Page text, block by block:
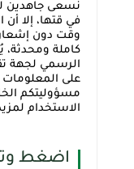
نسعى جاهدين
في قتها، إلا
وقت دون
كاملة ومحدثة،
الرسمي لجهة
مسؤوليتكم
الاستخدام
اضغط